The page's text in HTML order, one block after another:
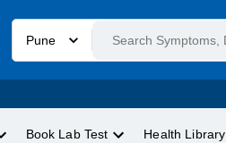
Pune
Book Lab Test Health Library